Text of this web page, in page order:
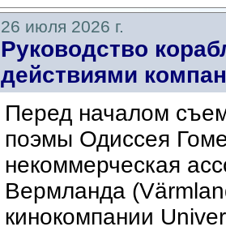
26 июля 2026 г.
Руководство
действиями
Перед началом
поэмы Одиссея
некоммерческая
Вермланда
кинокомпании